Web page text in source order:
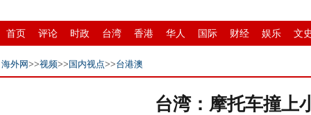
首页 评论 时政 台湾 香港 华人 国际 财经 娱乐 文
招商 县域 环保 创投 成渝
海外网>>视频>> 国内视点>>台港澳
台湾：摩托车撞上